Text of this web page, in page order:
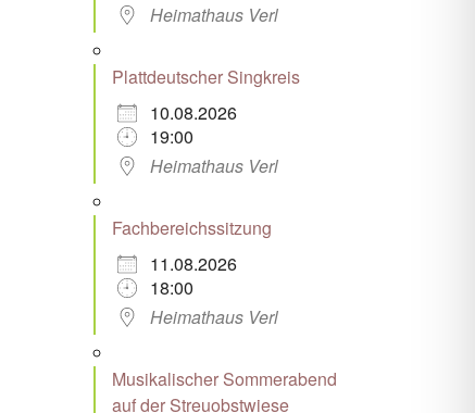
Heimathaus Verl
Plattdeutscher Singkreis
10.08.2026
19:00
Heimathaus Verl
Fachbereichssitzung
11.08.2026
18:00
Heimathaus Verl
Musikalischer Sommerabend
auf der Streuobstwiese